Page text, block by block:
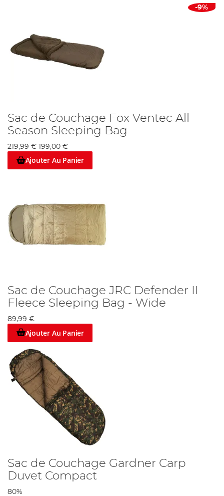
-9%
Sac de Couchage Fox Ventec All
Season Sleeping Bag
219,99 € 199,00 €
Ajouter Au Panier
Sac de Couchage JRC Defender II
Fleece Sleeping Bag - Wide
89,99 €
Ajouter Au Panier
Sac de Couchage Gardner Carp
Duvet Compact
80%